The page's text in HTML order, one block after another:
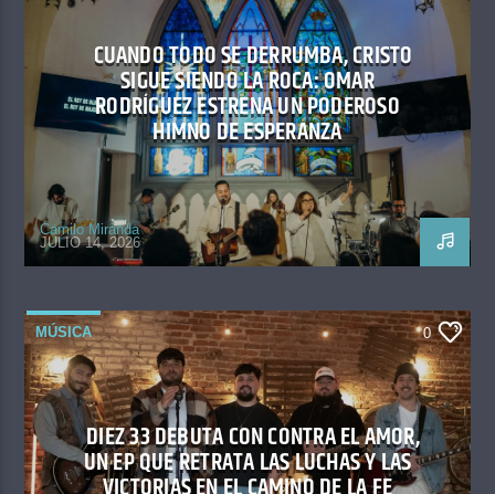
CUANDO TODO SE DERRUMBA, CRISTO
SIGUE SIENDO LA ROCA: OMAR
RODRÍGUEZ ESTRENA UN PODEROSO
HIMNO DE ESPERANZA
Camilo Miranda
JULIO 14, 2026
MÚSICA 0
DIEZ 33 DEBUTA CON CONTRA EL AMOR,
UN EP QUE RETRATA LAS LUCHAS Y LAS